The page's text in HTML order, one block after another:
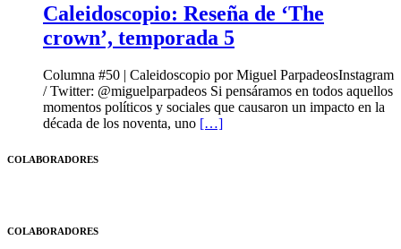
Caleidoscopio: Reseña de ‘The
crown’, temporada 5
Columna #50 | Caleidoscopio por Miguel ParpadeosInstagram
/ Twitter: @miguelparpadeos Si pensáramos en todos aquellos
momentos políticos y sociales que causaron un impacto en la
década de los noventa, uno […]
COLABORADORES
COLABORADORES